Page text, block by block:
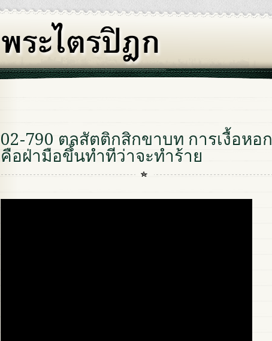
02-790 ตลสัตติกสิกขาบท การเงื้อหอก
คือฝ่ามือขึ้นทำทีว่าจะทำร้าย